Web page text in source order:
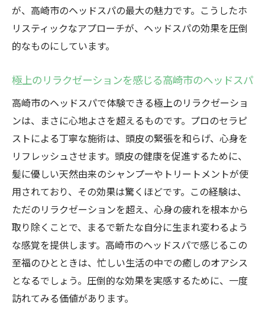
が、高崎市のヘッドスパの最大の魅力です。こうしたホ
リスティックなアプローチが、ヘッドスパの効果を圧倒
的なものにしています。
極上のリラクゼーションを感じる高崎市のヘッドスパ
高崎市のヘッドスパで体験できる極上のリラクゼーショ
ンは、まさに心地よさを超えるものです。プロのセラピ
ストによる丁寧な施術は、頭皮の緊張を和らげ、心身を
リフレッシュさせます。頭皮の健康を促進するために、
髪に優しい天然由来のシャンプーやトリートメントが使
用されており、その効果は驚くほどです。この経験は、
ただのリラクゼーションを超え、心身の疲れを根本から
取り除くことで、まるで新たな自分に生まれ変わるよう
な感覚を提供します。高崎市のヘッドスパで感じるこの
至福のひとときは、忙しい生活の中での癒しのオアシス
となるでしょう。圧倒的な効果を実感するために、一度
訪れてみる価値があります。